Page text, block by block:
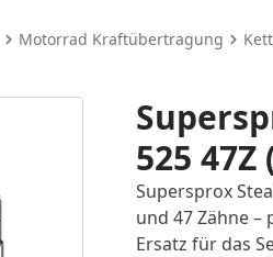
Motorrad Kraftübertragung
525 47Z
Supersprox
und 47 Zähne
Ersatz für das